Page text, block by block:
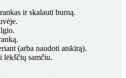
ir skalauti burną.
(arba naudoti atskirą).
lėkščių samčiu.